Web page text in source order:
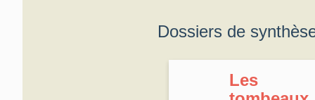
Dossiers de
Les